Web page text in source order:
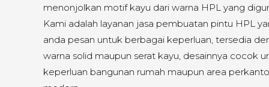
menonjolkan motif kayu dari warna HPL yang
Kami adalah layanan jasa pembuatan pintu HPL
anda pesan untuk berbagai keperluan, tersedia
warna solid maupun serat kayu, desainnya cocok
keperluan bangunan rumah maupun area